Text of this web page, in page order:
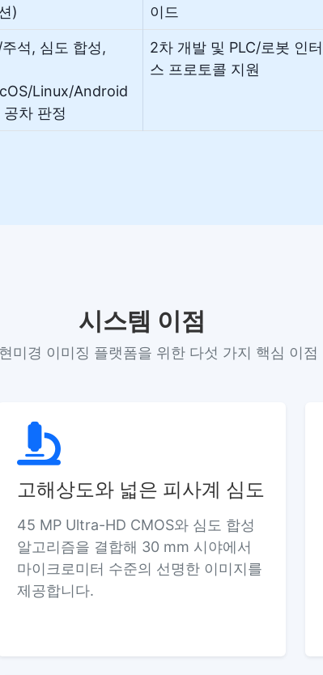
)
이드
석, 심도 합성,
Linux/Android
차 판정
2차 개발 및 PLC/로봇 인
스 프로토콜 지원
시스템 이점
미경 이미징 플랫폼을 위한 다섯 가지 핵심 이점
고해상도와 넓은 피사계 심도
45 MP Ultra-HD CMOS와 심도 합성
알고리즘을 결합해 30 mm 시야에서
마이크로미터 수준의 선명한 이미지를
제공합니다.